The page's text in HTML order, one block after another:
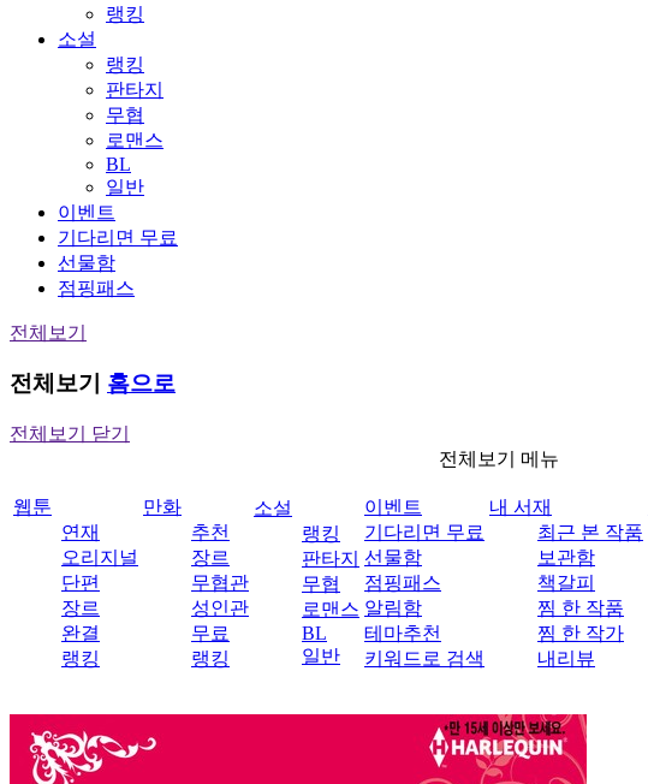
랭킹
소설
랭킹
판타지
무협
로맨스
BL
일반
이벤트
기다리면 무료
선물함
점핑패스
전체보기
전체보기 홈으로
전체보기 닫기
전체보기 메뉴
웹툰
연재
오리지널
단편
장르
완결
랭킹
만화
추천
장르
무협관
성인관
무료
랭킹
소설
랭킹
판타지
무협
로맨스
BL
일반
이벤트
기다리면 무료
선물함
점핑패스
알림함
테마추천
키워드로 검색
내 서재
최근 본 작품
보관함
책갈피
찜 한 작품
찜 한 작가
내리뷰